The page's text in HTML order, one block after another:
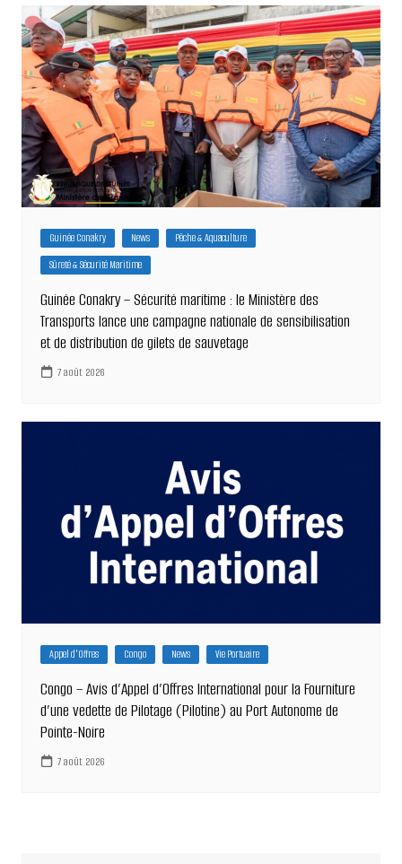
l’article
Guinée Conakry News
Pêche & Aquaculture
Sûreté & Sécurité Maritime
Guinée Conakry – Sécurité maritime : le Ministère des
Transports lance une campagne nationale de sensibilisation
et de distribution de gilets de sauvetage
7 août 2026
Appel d'Offres Congo News Vie Portuaire
Congo – Avis d’Appel d’Offres International pour la Fourniture
d’une vedette de Pilotage (Pilotine) au Port Autonome de
Pointe-Noire
7 août 2026